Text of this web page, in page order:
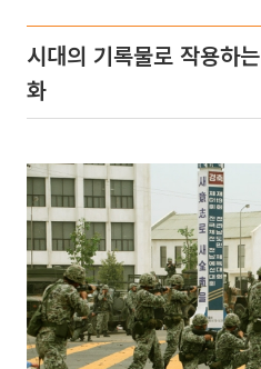
시대의 기록물로 작용하
화